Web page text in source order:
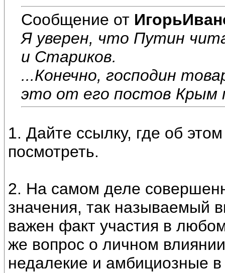
Сообщение от
Я уверен, что Путин
и Стариков.
...Конечно, господин
это от его постов Крым
1. Дайте ссылку, где об
посмотреть.
2. На самом деле
значения, так называемый
важен факт участия в
же вопрос о личном
недалекие и амбициозные